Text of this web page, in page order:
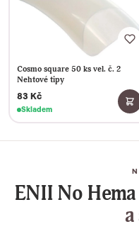
Cosmo square 50 ks vel. č. 2
Nehtové tipy
83 Kč
Skladem
ENII No